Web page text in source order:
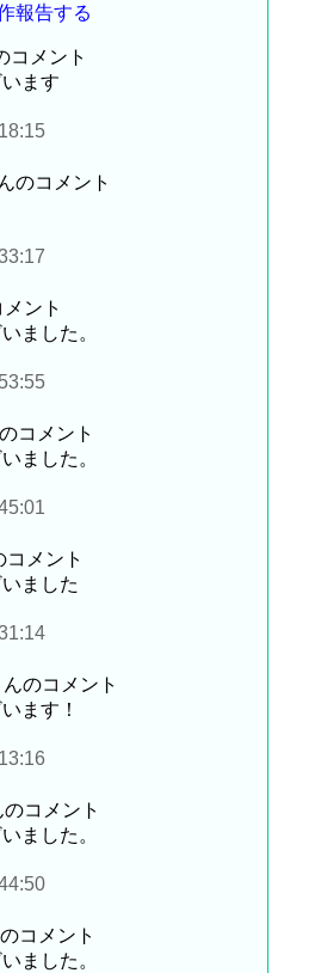
報告する
コメント
ます
のコメント
ント
ました。
コメント
ました。
コメント
ました
んのコメント
ます！
のコメント
ました。
コメント
ました。